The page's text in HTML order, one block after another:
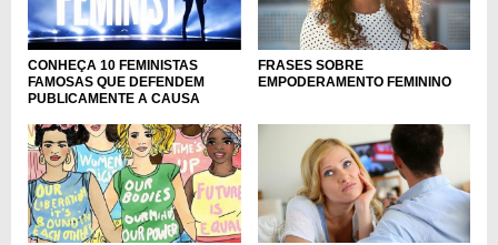
CONHEÇA 10 FEMINISTAS
FAMOSAS QUE DEFENDEM
PUBLICAMENTE A CAUSA
FRASES SOBRE
EMPODERAMENTO FEMININO